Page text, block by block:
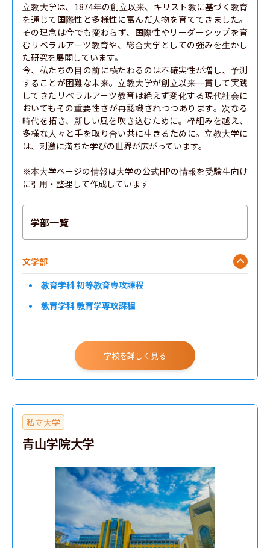
立教大学は、1874年の創立以来、キリスト教に基づく教育
を通じて国際性と多様性に富んだ人物を育ててきました。
その理念は今でも変わらず、国際性やリーダーシップを育
むリベラルアーツ教育や、総合大学としての強みを生かし
た研究を展開しています。
今、私たちの目の前に横たわるのは不確実性が増し、予測
することが困難な未来。立教大学が創立以来一貫して実践
してきたリベラルアーツ教育は絶えず変化する現代社会に
おいてもその重要性さが再認識されつつあります。次なる
時代を拓き、新しい風を吹き込むために。枠組みを越え、
多様な人々と手を取り合い共に生きるために。立教大学に
は、刺激に満ちた学びの世界が広がっています。
※本大学ページの情報は大学の公式HPの情報を受験生向け
に引用・整理して作成しています
学部一覧
文学部
教育学科 初等教育専攻課程
教育学科 教育学専攻課程
学校を詳しく見る
私立大学
青山学院大学